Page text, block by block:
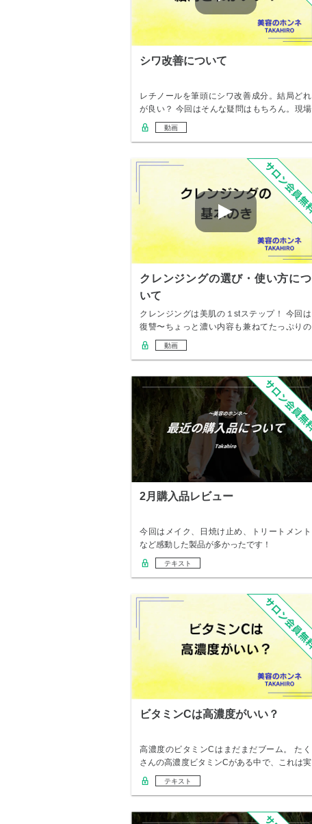
シワ改善について
レチノールを筆頭にシワ改善成分。結局どれ
が良い？ 今回はそんな疑問はもちろん。現場
での見解…
動画
クレンジングの選び・使い方につ
いて
クレンジングは美肌の１stステップ！ 今回は
復讐〜ちょっと濃い内容も兼ねてたっぷりの
内容を…
動画
2月購入品レビュー
今回はメイク、日焼け止め、トリートメント
など感動した製品が多かったです！
テキスト
ビタミンCは高濃度がいい？
高濃度のビタミンCはまだまだブーム。 たく
さんの高濃度ビタミンCがある中で、これは実
感あり…
テキスト